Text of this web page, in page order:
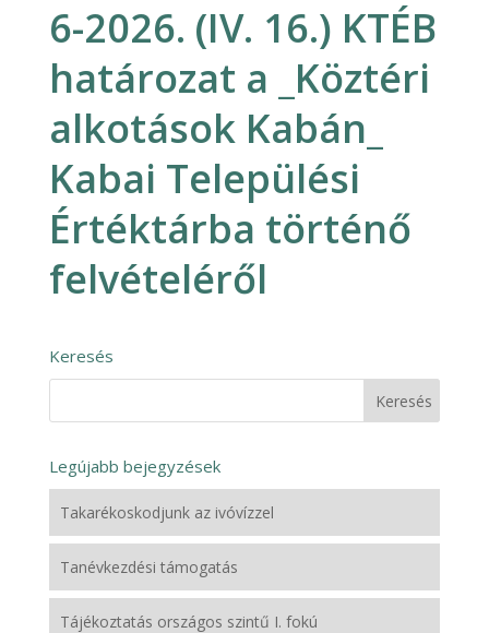
6-2026. (IV. 16.) KTÉB
határozat a _Köztéri
alkotások Kabán_
Kabai Települési
Értéktárba történő
felvételéről
Keresés
Legújabb bejegyzések
Takarékoskodjunk az ivóvízzel
Tanévkezdési támogatás
Tájékoztatás országos szintű I. fokú